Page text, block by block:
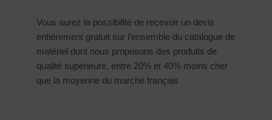
Vous aurez la possibilité de recevoir un devis
entièrement gratuit sur l’ensemble du catalogue de
matériel dont nous proposons des produits de
qualité supérieure, entre 20% et 40% moins cher
que la moyenne du marché français